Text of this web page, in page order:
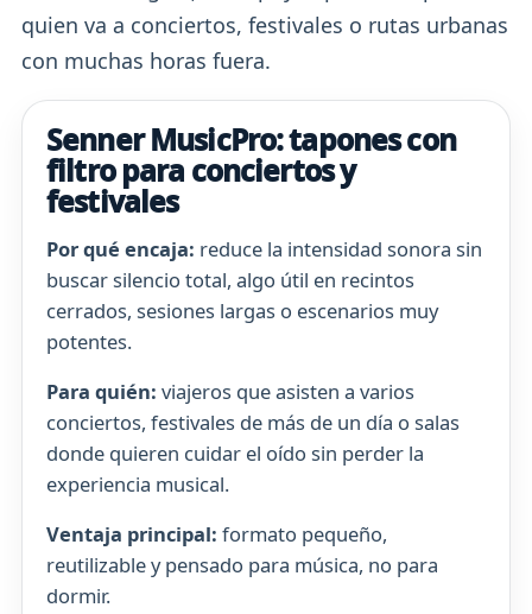
quien va a conciertos, festivales o rutas urbanas
con muchas horas fuera.
Senner MusicPro: tapones con
filtro para conciertos y
festivales
Por qué encaja: reduce la intensidad sonora sin
buscar silencio total, algo útil en recintos
cerrados, sesiones largas o escenarios muy
potentes.
Para quién: viajeros que asisten a varios
conciertos, festivales de más de un día o salas
donde quieren cuidar el oído sin perder la
experiencia musical.
Ventaja principal: formato pequeño,
reutilizable y pensado para música, no para
dormir.